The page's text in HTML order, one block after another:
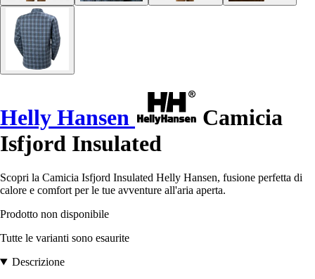
Helly Hansen
Camicia
Isfjord Insulated
Scopri la Camicia Isfjord Insulated Helly Hansen, fusione perfetta di
calore e comfort per le tue avventure all'aria aperta.
Prodotto non disponibile
Tutte le varianti sono esaurite
Descrizione